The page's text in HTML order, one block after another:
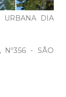
URBANA DIA
Nº356 - SÃO